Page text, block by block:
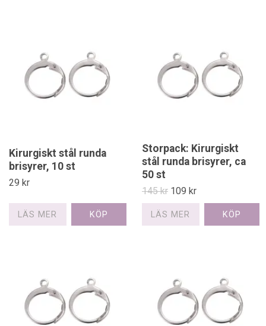
Kirurgiskt stål runda
brisyrer, 10 st
29 kr
LÄS MER
Storpack: Kirurgiskt
stål runda brisyrer, ca
50 st
145 kr 109 kr
LÄS MER